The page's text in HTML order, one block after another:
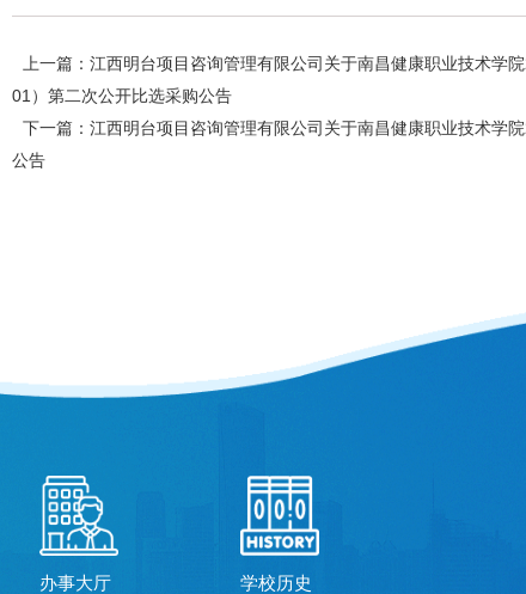
上一篇：江西明台项目咨询管理有限公司关于南昌健康职业技术
01）第二次公开比选采购公告
下一篇：江西明台项目咨询管理有限公司关于南昌健康职业技术学
公告
办事大厅 学校历史